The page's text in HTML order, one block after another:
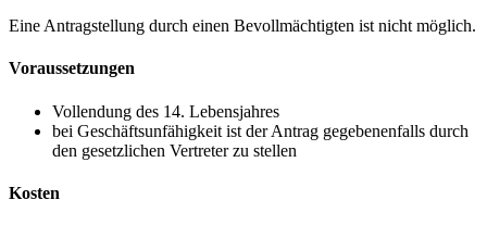
Eine Antragstellung durch einen Bevollmächtigten ist nicht möglich.
Voraussetzungen
Vollendung des 14. Lebensjahres
bei Geschäftsunfähigkeit ist der Antrag gegebenenfalls durch
den gesetzlichen Vertreter zu stellen
Kosten